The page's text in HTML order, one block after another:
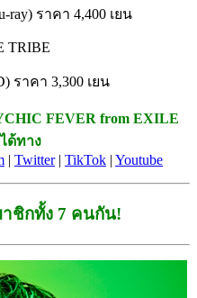
ray) ราคา 4,400 เยน
ราคา 3,300 เยน
FEVER from EXILE
ด้ทาง
| Twitter| TikTok | Youtube
ชิกทั้ง 7 คนกัน!